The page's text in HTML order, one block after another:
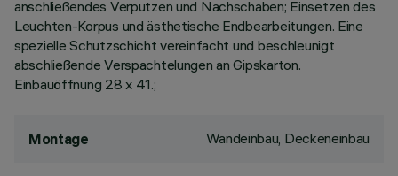
anschließendes Verputzen und Nachschaben; Einsetzen des
Leuchten-Korpus und ästhetische Endbearbeitungen. Eine
spezielle Schutzschicht vereinfacht und beschleunigt
abschließende Verspachtelungen an Gipskarton.
Einbauöffnung 28 x 41.;
Montage Wandeinbau, Deckeneinbau